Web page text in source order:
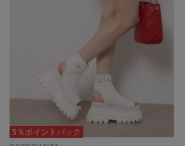
5％ポイントバック